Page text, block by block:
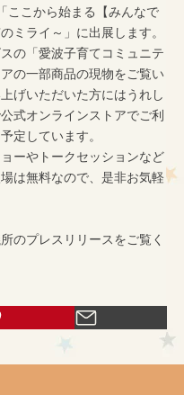
ここから始まる【みんなで
ミライ～」に出展します。
の「 愛波子育てコミュニテ
の一部商品の現物をご覧い
げいただいた方にはうれし
式オンラインストアでご利
定しています。
ーやトークセッションなど
は無料なので、是非お気軽
のプレスリリースをご覧く